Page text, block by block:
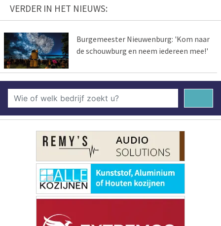
VERDER IN HET NIEUWS:
Burgemeester Nieuwenburg: 'Kom naar
de schouwburg en neem iedereen mee!'